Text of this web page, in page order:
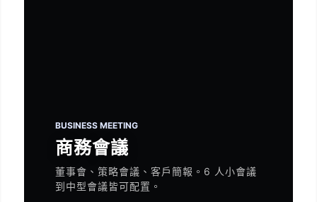
BUSINESS MEETING
商務會議
董事會、策略會議、客戶簡報。6 人小會議
到中型會議皆可配置。